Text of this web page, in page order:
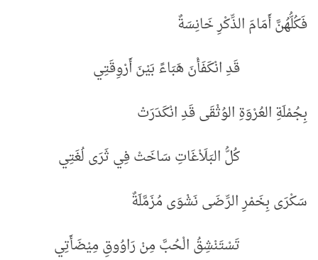
فَكُلُّهُنَّ أَمَامَ الذِّكْرِ خَانِسَةٌ
قَدِ انْكَفَأْنَ هَبَاءً بَيْنَ أَرْوِقَتِي
بِجُمْلَةِ العُرْوَةِ الوُثْقَى قَدِ انْكَدَرَتْ
كُلُّ البَلَاْغَاتِ سَاخَتْ فِي ثَرَى لُغَتِي
سَكْرَى بِخَمْرِ الرِّضَى نَشْوَى مُزَمَّلَةٌ
تَسْتَنْشِقُ الْحُبَّ مِنْ رَاوُوقِ مِيْضَأَتِي